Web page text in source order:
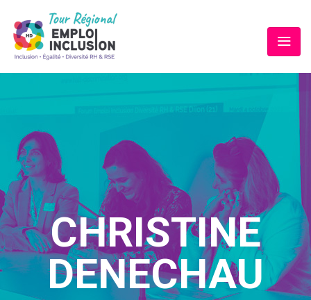
CHRISTINE
DENECHAU